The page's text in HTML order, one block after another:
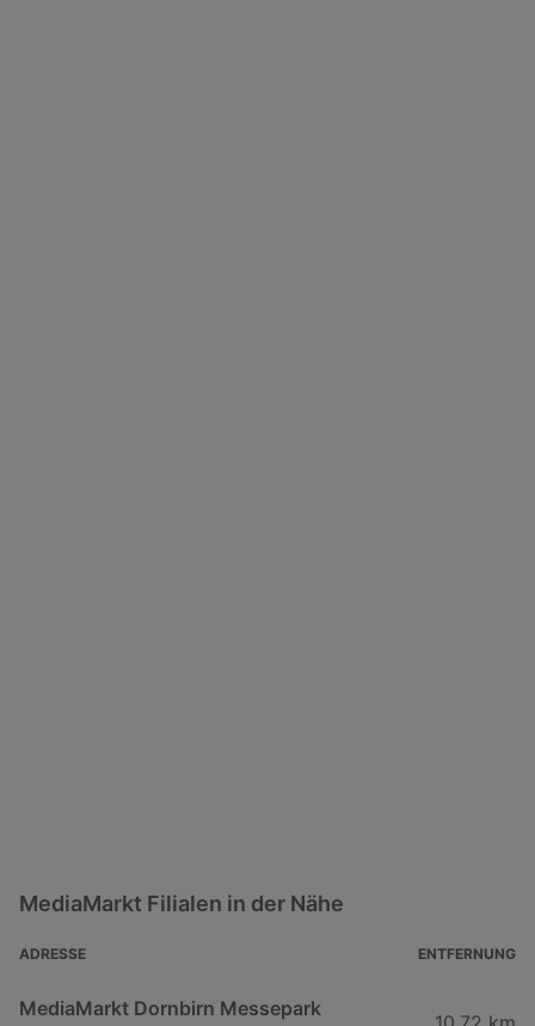
MediaMarkt Filialen in der Nähe
ADRESSE ENTFERNUNG
MediaMarkt Dornbirn Messepark